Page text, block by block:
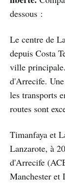
dessous :
Le centre de
depuis Costa
ville
d'Arrecife.
les transports
routes sont
Timanfaya et
Lanzarote, à
d'Arrecife
Manchester et